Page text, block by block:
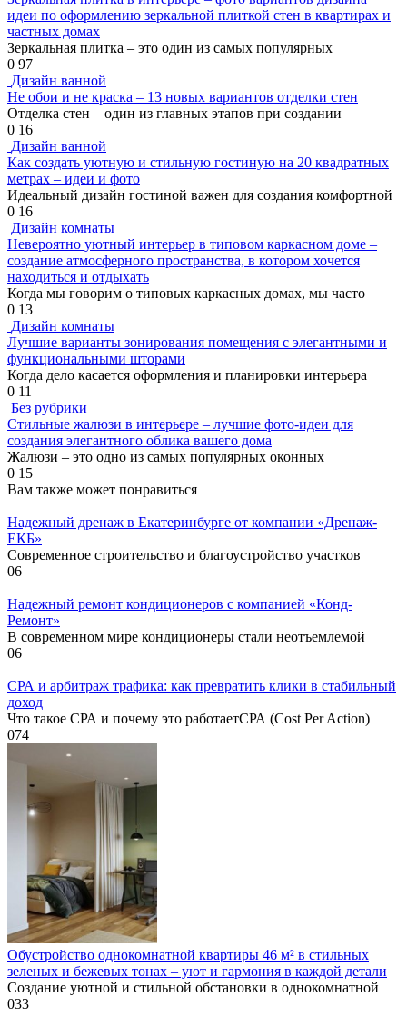
идеи по оформлению зеркальной плиткой стен в квартирах и
частных домах
Зеркальная плитка – это один из самых популярных
0 97
Дизайн ванной
Не обои и не краска – 13 новых вариантов отделки стен
Отделка стен – один из главных этапов при создании
0 16
Дизайн ванной
Как создать уютную и стильную гостиную на 20 квадратных
метрах – идеи и фото
Идеальный дизайн гостиной важен для создания комфортной
0 16
Дизайн комнаты
Невероятно уютный интерьер в типовом каркасном доме –
создание атмосферного пространства, в котором хочется
находиться и отдыхать
Когда мы говорим о типовых каркасных домах, мы часто
0 13
Дизайн комнаты
Лучшие варианты зонирования помещения с элегантными и
функциональными шторами
Когда дело касается оформления и планировки интерьера
0 11
Без рубрики
Стильные жалюзи в интерьере – лучшие фото-идеи для
создания элегантного облика вашего дома
Жалюзи – это одно из самых популярных оконных
0 15
Вам также может понравиться
Надежный дренаж в Екатеринбурге от компании «Дренаж-
ЕКБ»
Современное строительство и благоустройство участков
06
Надежный ремонт кондиционеров с компанией «Конд-
Ремонт»
В современном мире кондиционеры стали неотъемлемой
06
СРА и арбитраж трафика: как превратить клики в стабильный
доход
Что такое СРА и почему это работаетСРА (Cost Per Action)
074
Обустройство однокомнатной квартиры 46 м² в стильных
зеленых и бежевых тонах – уют и гармония в каждой детали
Создание уютной и стильной обстановки в однокомнатной
033